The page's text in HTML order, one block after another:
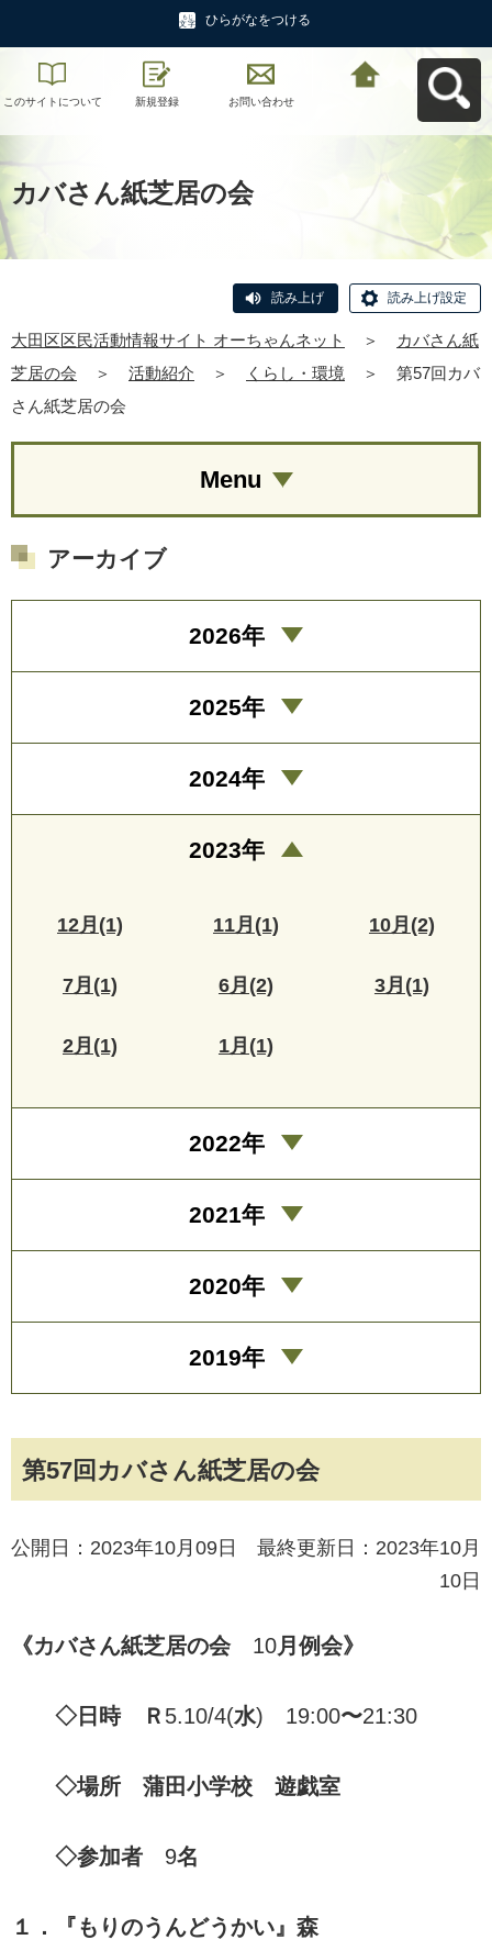
ひらがなをつける
このサイトについて 新規登録 お問い合わせ
カバさん紙芝居の会
読み上げ 読み上げ設定
大田区区民活動情報サイト オーちゃんネット ＞
カバさん紙
芝居の会
＞ 活動紹介 ＞ くらし・環境 ＞
第57回カバ
さん紙芝居の会
第57回カバさん紙芝居の会
公開日：2023年10月09日 最終更新日：2023年10月
10日
《カバさん紙芝居の会 10月例会》
◇日時 Ｒ 5.10/4(水) 19:00〜21:30
◇場所 蒲田小学校 遊戯室
◇参加者 9名
１．『もりのうんどうかい』森
Menu
アーカイブ
2026年
2025年
2024年
2023年
12月(1) 11月(1) 10月(2)
7月(1) 6月(2) 3月(1)
2月(1) 1月(1)
2022年
2021年
2020年
2019年